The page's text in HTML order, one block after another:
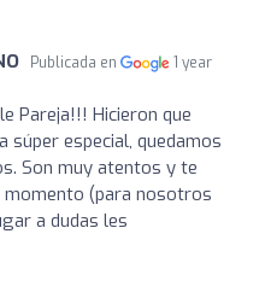
Publicada en
1 year
Pareja!!! Hicieron que
súper especial, quedamos
Son muy atentos y te
(para nosotros
a dudas les